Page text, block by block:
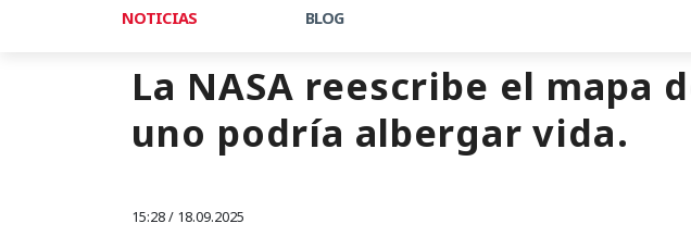
NOTICIAS BLOG
La NASA reescribe el mapa
uno podría albergar vida.
15:28 / 18.09.2025